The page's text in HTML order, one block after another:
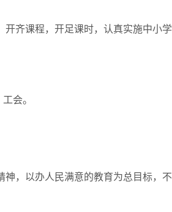
齐课程，开足课时，认真实施中小学
会。
，以办人民满意的教育为总目标，不